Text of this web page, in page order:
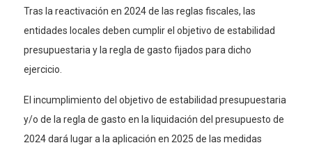
Tras la reactivación en 2024 de las reglas fiscales, las
entidades locales deben cumplir el objetivo de estabilidad
presupuestaria y la regla de gasto fijados para dicho
ejercicio.
El incumplimiento del objetivo de estabilidad presupuestaria
y/o de la regla de gasto en la liquidación del presupuesto de
2024 dará lugar a la aplicación en 2025 de las medidas